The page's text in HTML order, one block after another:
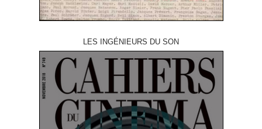
LES INGÉNIEURS DU SON